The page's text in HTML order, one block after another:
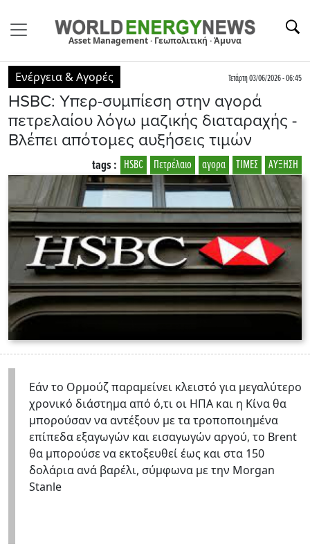
Asset Management · Γεωπολιτική · Άμυνα
Ενέργεια & Αγορές Τετάρτη 03/06/2026 - 06:45
HSBC: Υπερ-συμπίεση στην αγορά
πετρελαίου λόγω μαζικής διαταραχής -
Βλέπει απότομες αυξήσεις τιμών
ΑΥΞΗΣΗ
ΤΙΜΕΣ
αγορα
Πετρέλαιο
HSBC
tags :
Εάν το Ορμούζ παραμείνει κλειστό για μεγαλύτερο
χρονικό διάστημα από ό,τι οι ΗΠΑ και η Κίνα θα
μπορούσαν να αντέξουν με τα τροποποιημένα
επίπεδα εξαγωγών και εισαγωγών αργού, το Brent
θα μπορούσε να εκτοξευθεί έως και στα 150
δολάρια ανά βαρέλι, σύμφωνα με την Morgan
Stanle